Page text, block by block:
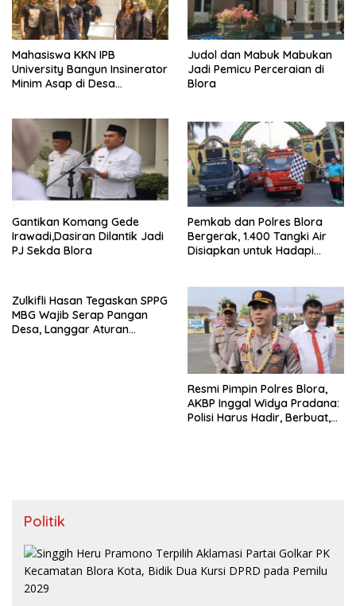
Mahasiswa KKN IPB
University Bangun Insinerator
Minim Asap di Desa
Lingkungan ‎
Judol dan Mabuk Mabukan
Jadi Pemicu Perceraian di
Blora
Gantikan Komang Gede
Irawadi,Dasiran Dilantik Jadi
PJ Sekda Blora
Pemkab dan Polres Blora
Bergerak, 1.400 Tangki Air
Disiapkan untuk Hadapi
Zulkifli Hasan Tegaskan SPPG
MBG Wajib Serap Pangan
Desa, Langgar Aturan
Resmi Pimpin Polres Blora,
AKBP Inggal Widya Pradana:
Polisi Harus Hadir, Berbuat,
Politik